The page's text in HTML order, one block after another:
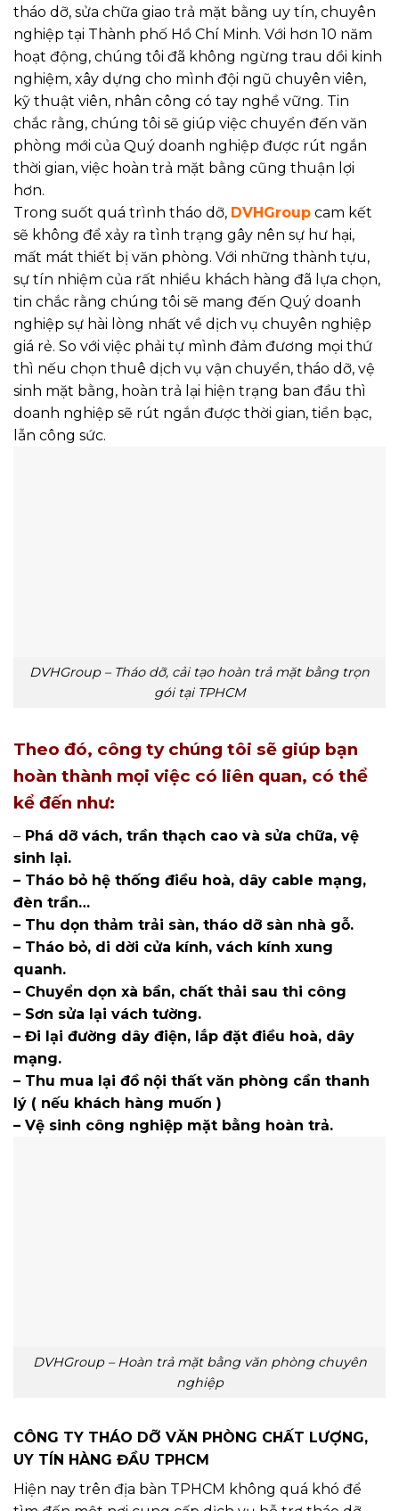
tháo dỡ, sửa chữa giao trả mặt bằng uy tín, chuyên
nghiệp tại Thành phố Hồ Chí Minh. Với hơn 10 năm
hoạt động, chúng tôi đã không ngừng trau dồi kinh
nghiệm, xây dựng cho mình đội ngũ chuyên viên,
kỹ thuật viên, nhân công có tay nghề vững. Tin
chắc rằng, chúng tôi sẽ giúp việc chuyển đến văn
phòng mới của Quý doanh nghiệp được rút ngắn
thời gian, việc hoàn trả mặt bằng cũng thuận lợi
hơn.
Trong suốt quá trình tháo dỡ, DVHGroup cam kết
sẽ không để xảy ra tình trạng gây nên sự hư hại,
mất mát thiết bị văn phòng. Với những thành tựu,
sự tín nhiệm của rất nhiều khách hàng đã lựa chọn,
tin chắc rằng chúng tôi sẽ mang đến Quý doanh
nghiệp sự hài lòng nhất về dịch vụ chuyên nghiệp
giá rẻ. So với việc phải tự mình đảm đương mọi thứ
thì nếu chọn thuê dịch vụ vận chuyển, tháo dỡ, vệ
sinh mặt bằng, hoàn trả lại hiện trạng ban đầu thì
doanh nghiệp sẽ rút ngắn được thời gian, tiền bạc,
lẫn công sức.
DVHGroup – Tháo dỡ, cải tạo hoàn trả mặt bằng trọn
gói tại TPHCM
Theo đó, công ty chúng tôi sẽ giúp bạn
hoàn thành mọi việc có liên quan, có thể
kể đến như:
– Phá dỡ vách, trần thạch cao và sửa chữa, vệ
sinh lại.
– Tháo bỏ hệ thống điều hoà, dây cable mạng,
đèn trần…
– Thu dọn thảm trải sàn, tháo dỡ sàn nhà gỗ.
– Tháo bỏ, di dời cửa kính, vách kính xung
quanh.
– Chuyển dọn xà bần, chất thải sau thi công
– Sơn sửa lại vách tường.
– Đi lại đường dây điện, lắp đặt điều hoà, dây
mạng.
– Thu mua lại đồ nội thất văn phòng cần thanh
lý ( nếu khách hàng muốn )
– Vệ sinh công nghiệp mặt bằng hoàn trả.
DVHGroup – Hoàn trả mặt bằng văn phòng chuyên
nghiệp
CÔNG TY THÁO DỠ VĂN PHÒNG CHẤT LƯỢNG,
UY TÍN HÀNG ĐẦU TPHCM
Hiện nay trên địa bàn TPHCM không quá khó để